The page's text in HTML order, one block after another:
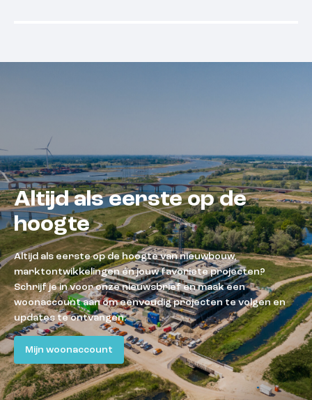
Altijd als eerste op de
hoogte
Altijd als eerste op de hoogte van nieuwbouw,
marktontwikkelingen én jouw favoriete projecten?
Schrijf je in voor onze nieuwsbrief en maak een
woonaccount aan om eenvoudig projecten te volgen en
updates te ontvangen.
Mijn woonaccount